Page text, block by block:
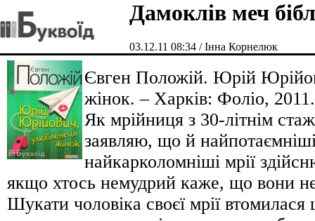
Дамоклів меч
03.12.11 08:34 / Інна Корнелюк
Євген Положій. Юрій
жінок. – Харків: Фоліо,
Як мрійниця з 30-літнім
заявляю, що й
найкарколомніші мрії
якщо хтось немудрий каже, що вони
Шукати чоловіка своєї мрії